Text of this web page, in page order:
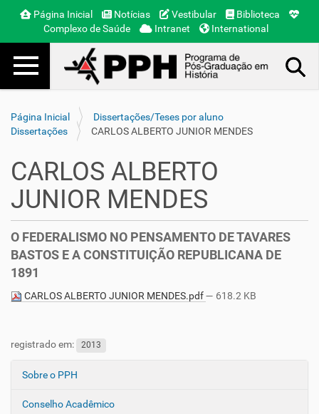
Página Inicial Notícias Vestibular
Biblioteca
Complexo de Saúde
Intranet International
Toggle navigation
Página Inicial
Dissertações/Teses por aluno
Dissertações
CARLOS ALBERTO JUNIOR MENDES
N
Sobre o PPH
Conselho Acadêmico
CARLOS ALBERTO
JUNIOR MENDES
O FEDERALISMO NO PENSAMENTO DE TAVARES
BASTOS E A CONSTITUIÇÃO REPUBLICANA DE
1891
CARLOS ALBERTO JUNIOR MENDES.pdf— 618.2 KB
registrado em: 2013